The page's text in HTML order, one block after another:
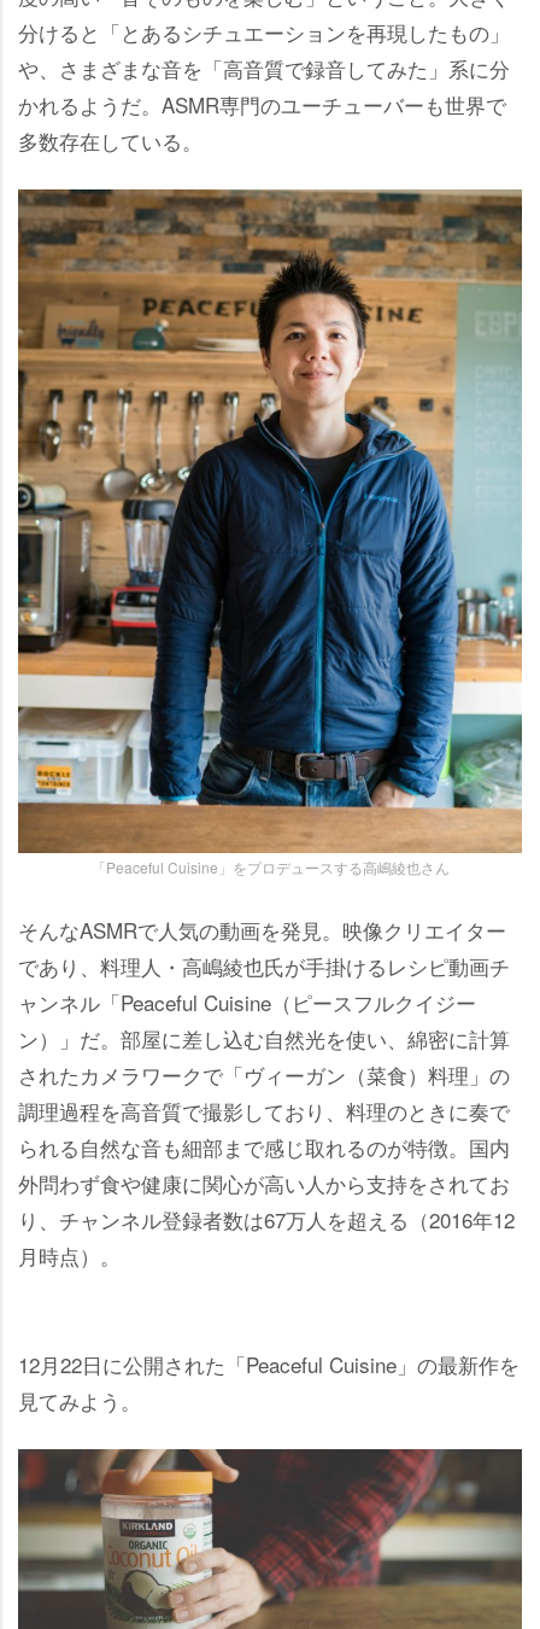
分けると「とあるシチュエーションを再現したもの」
、さまざまな音を「高音質で録音してみた」系に分
かれるようだ。ASMR専門のユーチューバーも世界で
多数存在している。
「Peaceful Cuisine」をプロデュースする高嶋綾也さん
そんなASMRで人気の動画を発見。映像クリエイター
であり、料理人・高嶋綾也氏が手掛けるレシピ動画チ
ャンネル「Peaceful Cuisine（ピースフルクイジー
ン）」だ。部屋に差し込む自然光を使い、綿密に計算
されたカメラワークで「ヴィーガン（菜食）料理」の
調理過程を高音質で撮影しており、料理のときに奏で
られる自然な音も細部まで感じ取れるのが特徴。国内
外問わず食や健康に関心が高い人から支持をされてお
り、チャンネル登録者数は67万人を超える（2016年12
月時点）。
12月22日に公開された「Peaceful Cuisine」の最新作を
見てみよう。